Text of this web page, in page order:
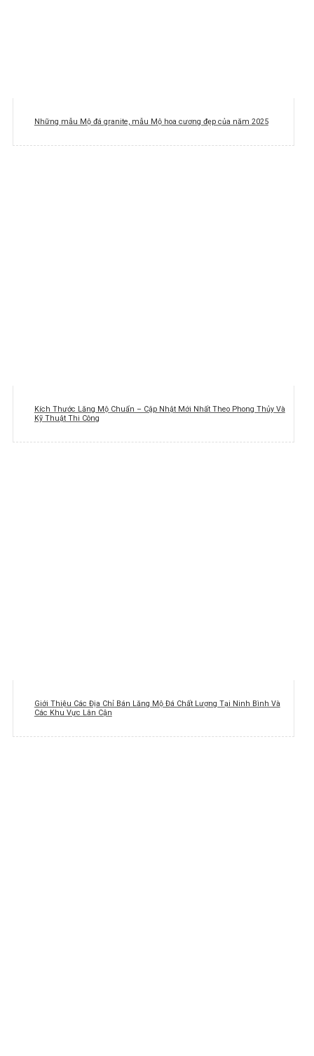
Những mẫu Mộ đá granite, mẫu Mộ hoa cương đẹp của năm 2025
Kích Thước Lăng Mộ Chuẩn – Cập Nhật Mới Nhất Theo Phong Thủy Và
Kỹ Thuật Thi Công
Giới Thiệu Các Địa Chỉ Bán Lăng Mộ Đá Chất Lượng Tại Ninh Bình Và
Các Khu Vực Lân Cận